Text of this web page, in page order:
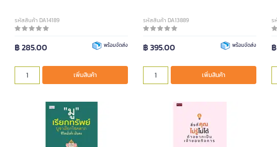
รหัสสินค้า DA14189
฿ 285.00 พร้อมจัดส่ง
เพิ่มสินค้า
รหัสสินค้า DA13889
฿ 395.00 พร้อมจัดส่ง
เพิ่มสินค้า
ร